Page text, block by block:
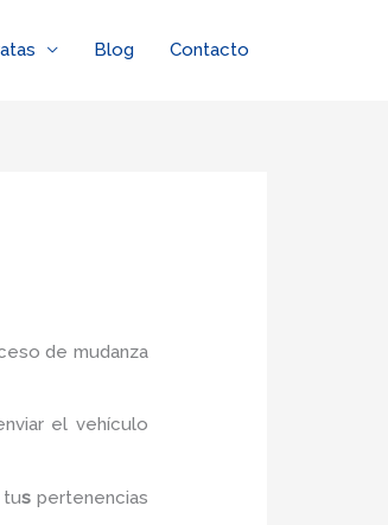
Blog Contacto
de mudanza
el vehículo
tus pertenencias